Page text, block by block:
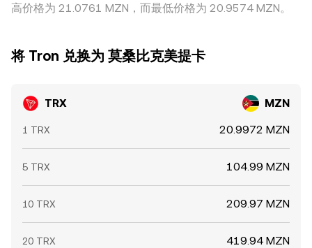
素使不同交易所间的 TRX/MZN conversion rate 在短时间内
高价格为 21.0761 MZN，而最低价格为 20.9574 MZN。
将 Tron 兑换为 莫桑比克美提卡
TRX MZN
1 TRX 20.9972 MZN
5 TRX 104.99 MZN
10 TRX 209.97 MZN
20 TRX 419.94 MZN